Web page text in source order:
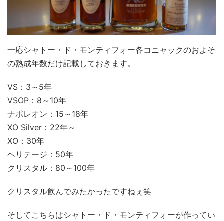
一応シャトー・ド・モンティフォー各コニャックのおよそ
の熟成年数だけ記載しておきます。
VS：3～5年
VSOP：8～10年
ナポレオン：15～18年
XO Silver：22年～
XO：30年
ヘリテージ：50年
クリスタル：80～100年
クリスタル飲んでみたかったですねぇ笑
そしてこちらはシャトー・ド・モンティフォーが作ってい